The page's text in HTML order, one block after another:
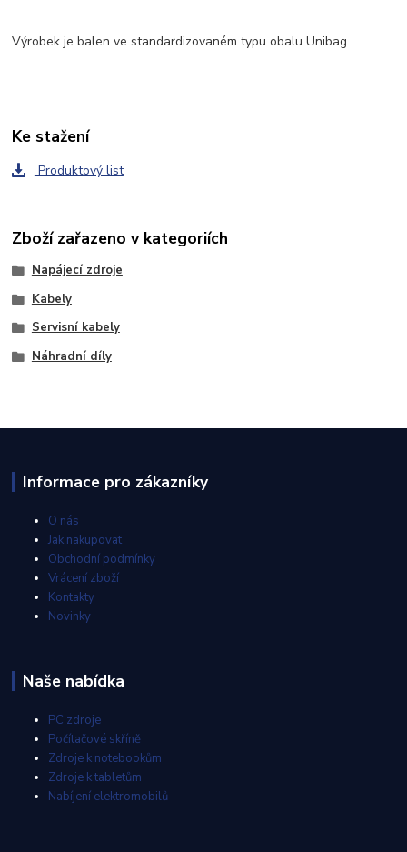
Výrobek je balen ve standardizovaném typu obalu Unibag.
Ke stažení
Produktový list
Zboží zařazeno v kategoriích
Napájecí zdroje
Kabely
Servisní kabely
Náhradní díly
Informace pro zákazníky
O nás
Jak nakupovat
Obchodní podmínky
Vrácení zboží
Kontakty
Novinky
Naše nabídka
PC zdroje
Počítačové skříně
Zdroje k notebookům
Zdroje k tabletům
Nabíjení elektromobilů